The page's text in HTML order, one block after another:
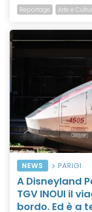
Reportage Arte e
NEWS PARIGI
A Disneyland
TGV INOUI il
bordo. Ed è a